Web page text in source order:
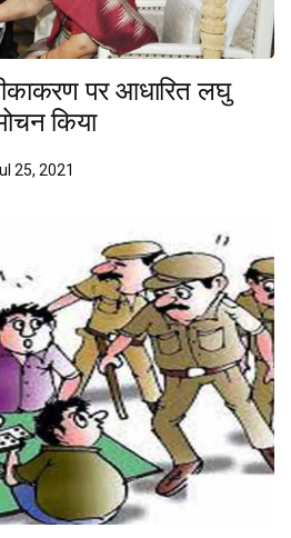
पर आधारित लघु
किया
25, 2021